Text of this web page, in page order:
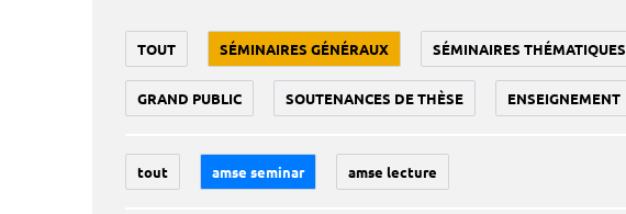
TOUT SÉMINAIRES GÉNÉRAUX SÉMINAIRES THÉMATIQUES
GRAND PUBLIC SOUTENANCES DE THÈSE ENSEIGNEMENT
tout amse seminar amse lecture